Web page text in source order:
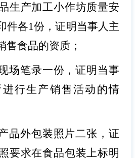
生产加工小作坊质量安
件各1份，证明当事人主
售食品的资质；
场笔录一份，证明当事
行生产销售活动的情
品外包装照片二张，证
要求在食品包装上标明